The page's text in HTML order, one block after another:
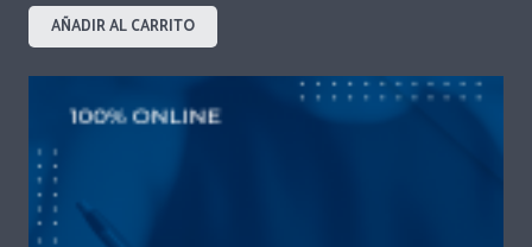
AÑADIR AL CARRITO